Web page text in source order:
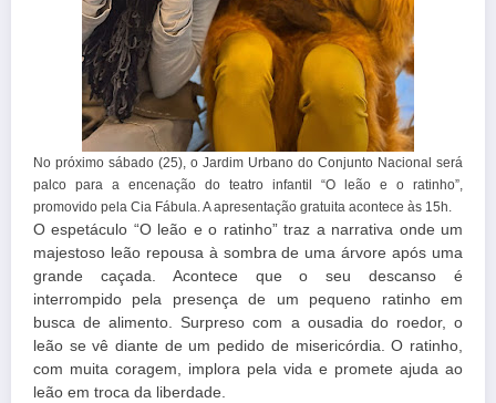
No próximo sábado (25), o Jardim Urbano do Conjunto Nacional será
palco para a encenação do teatro infantil “O leão e o ratinho”,
promovido pela Cia Fábula. A apresentação gratuita acontece às 15h.
O espetáculo “O leão e o ratinho” traz a narrativa onde um
majestoso leão repousa à sombra de uma árvore após uma
grande caçada. Acontece que o seu descanso é
interrompido pela presença de um pequeno ratinho em
busca de alimento. Surpreso com a ousadia do roedor, o
leão se vê diante de um pedido de misericórdia. O ratinho,
com muita coragem, implora pela vida e promete ajuda ao
leão em troca da liberdade.